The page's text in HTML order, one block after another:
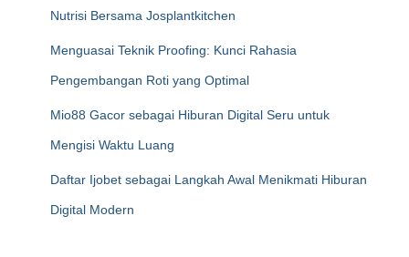
Nutrisi Bersama Josplantkitchen
Menguasai Teknik Proofing: Kunci Rahasia
Pengembangan Roti yang Optimal
Mio88 Gacor sebagai Hiburan Digital Seru untuk
Mengisi Waktu Luang
Daftar Ijobet sebagai Langkah Awal Menikmati Hiburan
Digital Modern